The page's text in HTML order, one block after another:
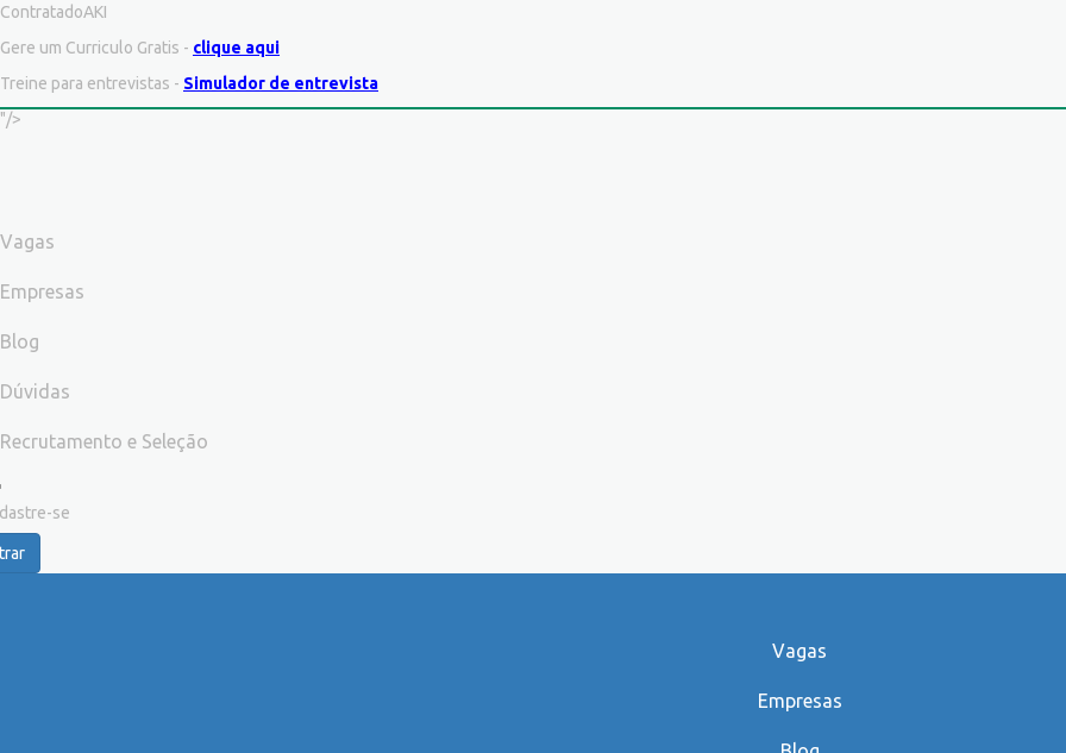
ContratadoAKI
Gere um Curriculo Gratis - clique aqui
Treine para entrevistas - Simulador de entrevista
"/>
Vagas
Empresas
Blog
Dúvidas
Recrutamento e Seleção
se
Vagas
Empresas